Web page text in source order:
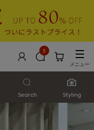
3
メニュー
Search Styling